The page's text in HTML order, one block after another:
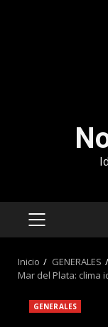
MENÚ
Inicio
GENERALES
Mar del Plata: clima
GENERALES